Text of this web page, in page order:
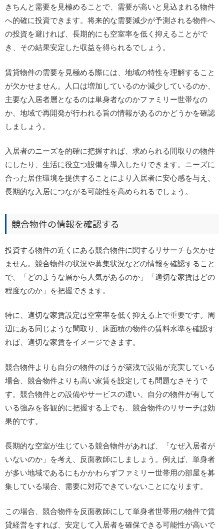
きちんと需要を見極めることで、需要が高いと見込まれる物件
へ的確に投資できます。将来的な需要減少が予測される物件へ
の投資を避ければ、長期的にも空室率を低く抑えることがで
き、その結果安定した収益を得られるでしょう。
賃貸物件の需要を見極める際には、地域の特性を理解すること
が欠かせません。人口は増加しているのか減少しているのか、
主要な入居者層となるのは単身者なのかファミリー世帯なの
か、地域で再開発が行われる旨の情報があるのかどうかを確認
しましょう。
入居者のニーズを的確に把握すれば、求められる間取りの物件
にしたり、生活に役立つ設備を導入したりできます。ニーズに
合った居住環境を提供することにより入居者に安心感を与え、
長期的な入居につながる可能性を高められるでしょう。
競合物件の情報を確認する
投資する物件の近くにある競合物件に関するリサーチも欠かせ
ません。競合物件の状況や募集状況などの情報を確認すること
で、「どのような層から人気があるのか」「適切な家賃はどの
程度なのか」を把握できます。
特に、適切な家賃設定は空室率を低く抑える上で重要です。周
辺にある同じような間取り、床面積の物件の賃料水準を確認す
れば、適切な家賃をイメージできます。
競合物件よりも自分の物件のほうが築浅で設備が充実している
場合、競合物件よりも高い家賃を設定しても問題なさそうで
す。競合物件との設備やサービスの違い、自分の物件が有して
いる強みを客観的に把握する上でも、競合物件のリサーチは効
果的です。
長期的な空室が生じている競合物件があれば、「なぜ入居者が
いないのか」を考え、反面教師にしましょう。例えば、単身者
が多い地域であるにもかかわらずファミリー世帯用の部屋を募
集している場合、需要に対応できていないことになります。
この場合、競合物件を反面教師にして単身者世帯用の物件で賃
貸経営をすれば、安定して入居者を確保できる可能性が高いで